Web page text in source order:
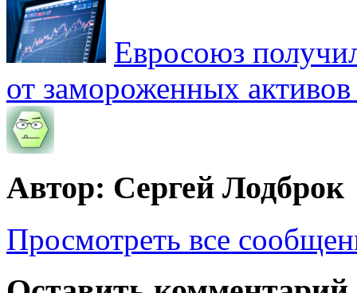
Евросоюз
от замороженных
Автор: Сергей Лодброк
Просмотреть все